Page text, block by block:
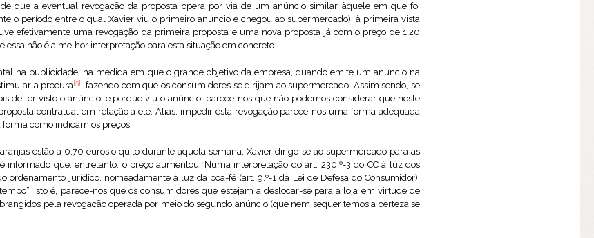
que a eventual revogação da proposta opera por via de um anúncio similar àquele em que foi
o período entre o qual Xavier viu o primeiro anúncio e chegou ao supermercado), à primeira vista
efetivamente uma revogação da primeira proposta e uma nova proposta já com o preço de 1,20
essa não é a melhor interpretação para esta situação em concreto.
na publicidade, na medida em que o grande objetivo da empresa, quando emite um anúncio na
a procura[5], fazendo com que os consumidores se dirijam ao supermercado. Assim sendo, se
de ter visto o anúncio, e porque viu o anúncio, parece-nos que não podemos considerar que neste
contratual em relação a ele. Aliás, impedir esta revogação parece-nos uma forma adequada
forma como indicam os preços.
estão a 0,70 euros o quilo durante aquela semana. Xavier dirige-se ao supermercado para as
que, entretanto, o preço aumentou. Numa interpretação do art. 230.º-3 do CC à luz dos
ordenamento jurídico, nomeadamente à luz da boa-fé (art. 9.º-1 da Lei de Defesa do Consumidor),
isto é, parece-nos que os consumidores que estejam a deslocar-se para a loja em virtude de
pela revogação operada por meio do segundo anúncio (que nem sequer temos a certeza se